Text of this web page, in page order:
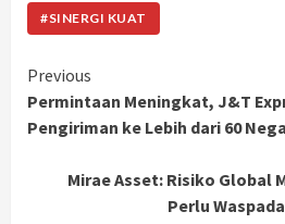
#SINERGI KUAT
Continue
Reading
Previous
Permintaan Meningkat, J&T
Pengiriman ke Lebih dari 60
Mirae Asset: Risiko Global
Perlu